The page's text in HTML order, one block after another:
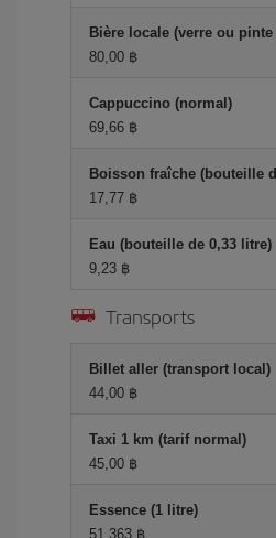
Bière locale (verre ou
80,00 ฿
Cappuccino (normal)
69,66 ฿
Boisson fraîche (bouteille
17,77 ฿
Eau (bouteille de 0,33 litre)
9,23 ฿
Transports
Billet aller (transport local)
44,00 ฿
Taxi 1 km (tarif normal)
45,00 ฿
Essence (1 litre)
51,363 ฿